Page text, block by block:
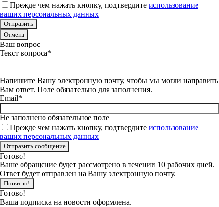
Прежде чем нажать кнопку, подтвердите использование
ваших персональных данных
Отмена
Ваш вопрос
Текст вопроса*
Напишите Вашу электронную почту, чтобы мы могли направить
Вам ответ. Поле обязательно для заполнения.
Email*
Не заполнено обязательное поле
Прежде чем нажать кнопку, подтвердите использование
ваших персональных данных
Готово!
Ваше обращение будет рассмотрено в течении 10 рабочих дней.
Ответ будет отправлен на Вашу электронную почту.
Понятно!
Готово!
Ваша подписка на новости оформлена.